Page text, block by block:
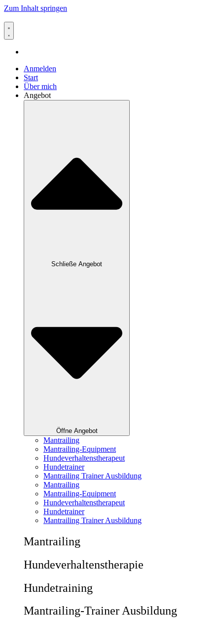
Zum Inhalt springen
Anmelden
Start
Über mich
Angebot
Schließe Angebot
Öffne Angebot
Mantrailing
Mantrailing-Equipment
Hundeverhaltenstherapeut
Hundetrainer
Mantrailing Trainer Ausbildung
Mantrailing
Mantrailing-Equipment
Hundeverhaltenstherapeut
Hundetrainer
Mantrailing Trainer Ausbildung
Mantrailing
Hunde­verhaltens­therapie
Hunde­training
Mantrailing-Trainer Ausbildung